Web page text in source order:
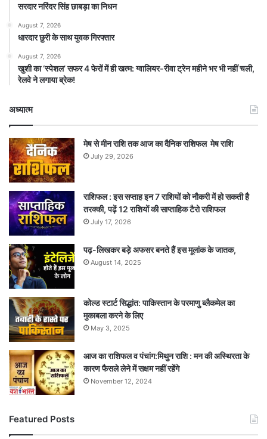
सरदार नरिंदर सिंह छाबड़ा का निधन
August 7, 2026
धारदार छुरी के साथ युवक गिरफ्तार
August 7, 2026
खुशी का ‘स्पेशल’ सफर 4 फेरों में ही खत्म: ग्वालियर-रीवा ट्रेन महीने भर भी नहीं चली,
रेलवे ने लगाया ब्रेक!
अध्यात्म
मेष से मीन राशि तक आज का दैनिक राशिफल मेष राशि
July 29, 2026
राशिफल : इस सप्ताह इन 7 राशियों को नौकरी में हो सकती है
तरक्की, पढ़ें 12 राशियों की साप्ताहिक टैरो राशिफल
July 17, 2026
पढ़-लिखकर बड़े अफसर बनते हैं इस मूलांक के जातक,
August 14, 2025
कोल्ड स्टार्ट सिद्धांत: पाकिस्तान के परमाणु ब्लैकमेल का
मुकाबला करने के लिए
May 3, 2025
आज का राशिफल व पंचांग:मिथुन राशि : मन की अस्थिरता के
कारण फैसले लेने में सक्षम नहीं रहेंगे
November 12, 2024
Featured Posts